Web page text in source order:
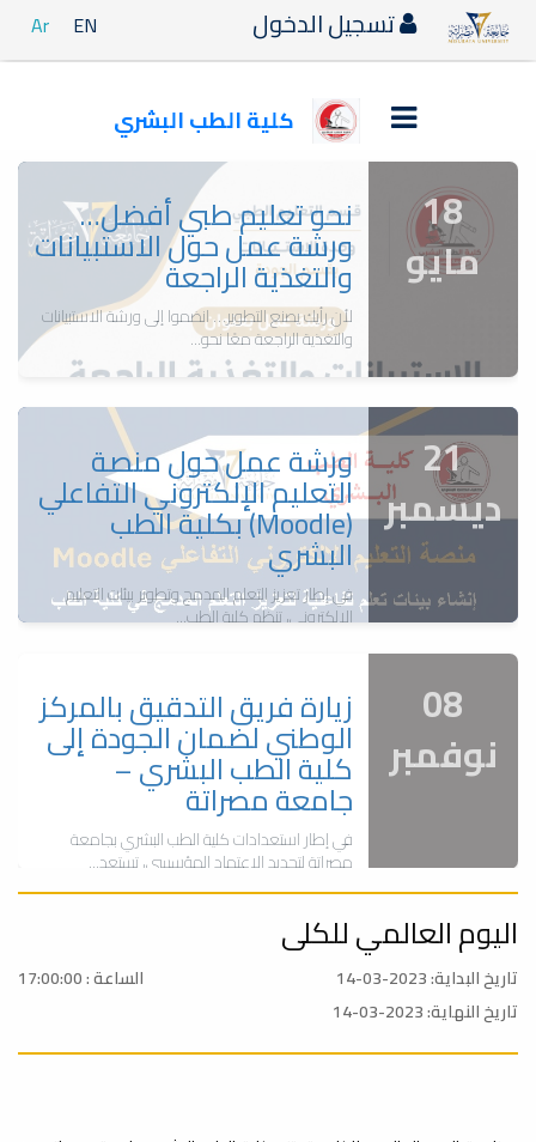
Ar EN تسجيل الدخول
كلية الطب البشري
18
مايو
نحو تعليم طبي أفضل…
ورشة عمل حول الاستبيانات
والتغذية الراجعة
لأن رأيك يصنع التطوير… انضموا إلى ورشة الاستبيانات
والتغذية الراجعة معًا نحو...
21
ديسمبر
ورشة عمل حول منصة
التعليم الإلكتروني التفاعلي
(Moodle) بكلية الطب
البشري
في إطار تعزيز التعلم المدمج وتطوير بيئات التعليم
الإلكتروني، تنظم كلية الطب...
08
نوفمبر
زيارة فريق التدقيق بالمركز
الوطني لضمان الجودة إلى
كلية الطب البشري –
جامعة مصراتة
في إطار استعدادات كلية الطب البشري بجامعة
مصراتة لتجديد الاعتماد المؤسسي، تستعد...
14
مارس
اليوم العالمي للكلى
بمناسبة اليوم العالمي للكلى, تعتزم كلية الطب
البشري جامعة مصراته عن إقامة يوم علمي...
اليوم العالمي للكلى
تاريخ البداية: 2023-03-14
تاريخ النهاية: 2023-03-14
الساعة : 17:00:00